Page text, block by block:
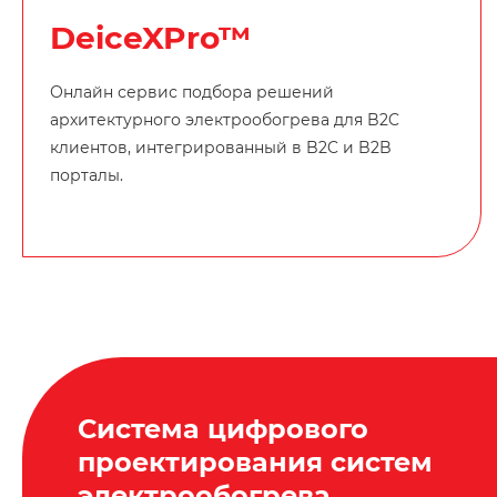
DeiceXPro™
Онлайн сервис подбора решений
архитектурного электрообогрева для B2C
клиентов, интегрированный в B2C и B2B
порталы.
Система цифрового
проектирования систем